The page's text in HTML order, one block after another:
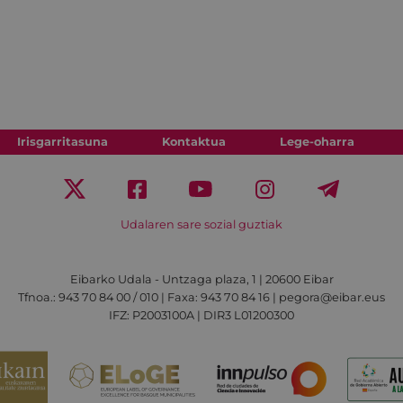
Irisgarritasuna Kontaktua Lege-oharra
Udalaren sare sozial guztiak
Eibarko Udala - Untzaga plaza, 1 | 20600 Eibar
Tfnoa.: 943 70 84 00 / 010 | Faxa: 943 70 84 16 | pegora@eibar.eus
IFZ: P2003100A | DIR3 L01200300